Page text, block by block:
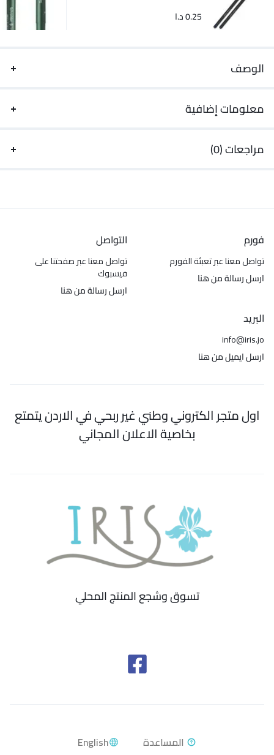
0.25د.ا
الوصف
معلومات إضافية
مراجعات (0)
فورم
تواصل معنا عبر تعبئة الفورم
ارسل رسالة من هنا
التواصل
تواصل معنا عبر صفحتنا على
فيسبوك
ارسل رسالة من هنا
البريد
info@iris.jo
ارسل ايميل من هنا
اول متجر الكتروني وطني غير ربحي في الاردن يتمتع
بخاصية الاعلان المجاني
تسوق وشجع المنتج المحلي
English